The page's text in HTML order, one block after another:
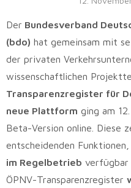
Der Bundesverband
(bdo) hat gemeinsam mit
der privaten
wissenschaftlichen
Transparenzregister für
neue Plattform ging am
Beta-Version online. Diese
entscheidenden
im Regelbetrieb verfügbar
ÖPNV-Transparenzregister